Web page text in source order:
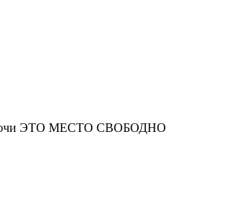
Сочи ЭТО МЕСТО СВОБОДНО